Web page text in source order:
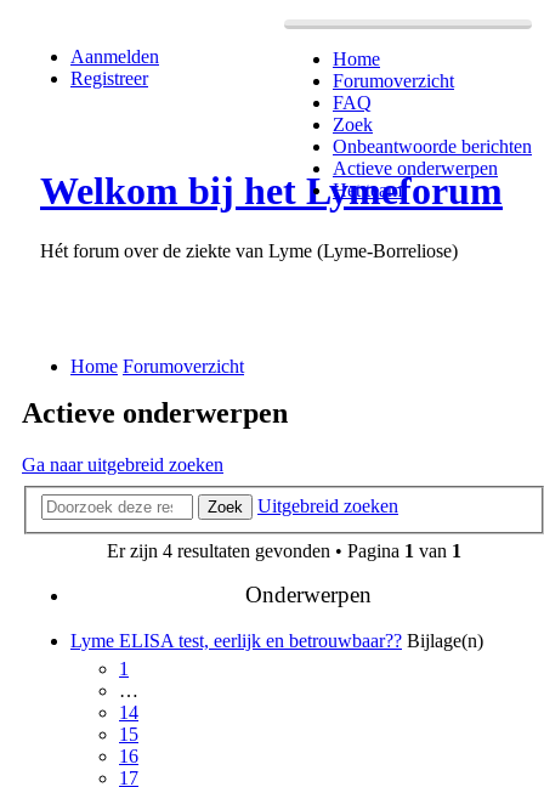
Home
Forumoverzicht
FAQ
Zoek
Onbeantwoorde berichten
Actieve onderwerpen
Het team
Aanmelden
Registreer
Welkom bij het Lymeforum
Hét forum over de ziekte van Lyme (Lyme-Borreliose)
Home Forumoverzicht
Actieve onderwerpen
Ga naar uitgebreid zoeken
Zoek Uitgebreid zoeken
Er zijn 4 resultaten gevonden • Pagina 1 van 1
Onderwerpen
Lyme ELISA test, eerlijk en betrouwbaar?? Bijlage(n)
1
…
14
15
16
17